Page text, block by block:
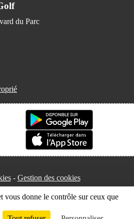
du Parc
Gestion des cookies
vous donne le contrôle sur ceux que